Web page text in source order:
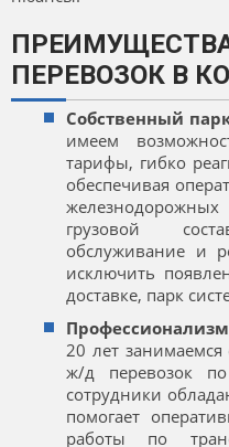
ПЕРЕВОЗОК В
Собственный
имеем
тарифы, гибко
обеспечивая
грузовой
обслуживание и
исключить
доставке, парк
20 лет
ж/д перевозок
сотрудники
помогает
работы по